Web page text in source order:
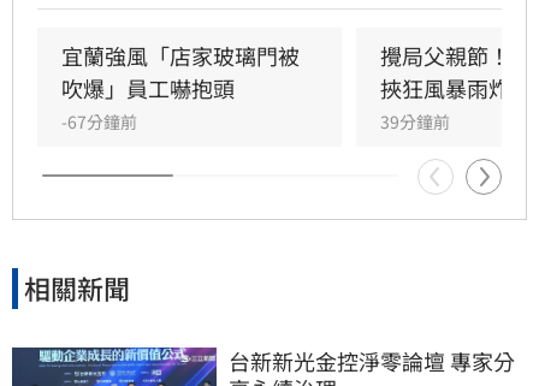
全面停駛。
宜蘭強風「店家玻璃門被
吹爆」員工嚇抱頭
-67分鐘前
攪局父親節！
挾狂風暴雨炸雙
39分鐘前
相關新聞
台新新光金控淨零論壇 專家分